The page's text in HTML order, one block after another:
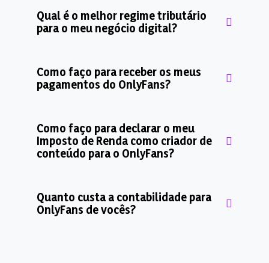
Qual é o melhor regime tributário
para o meu negócio digital?
Como faço para receber os meus
pagamentos do OnlyFans?
Como faço para declarar o meu
Imposto de Renda como criador de
conteúdo para o OnlyFans?
Quanto custa a contabilidade para
OnlyFans de vocês?